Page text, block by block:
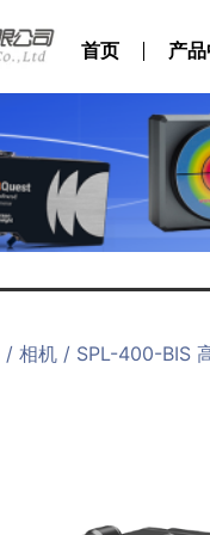
首页 产
/ 相机 / SPL-400-BIS